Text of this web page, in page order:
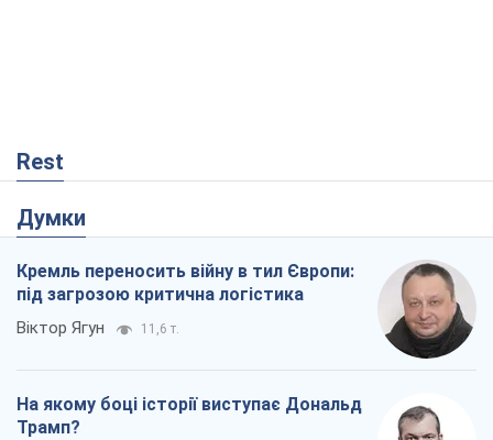
Rest
Думки
Кремль переносить війну в тил Європи:
під загрозою критична логістика
Віктор Ягун 11,6 т.
На якому боці історії виступає Дональд
Трамп?